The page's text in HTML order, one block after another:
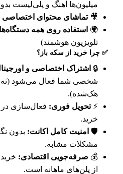
میلیون‌ها آهنگ و پلی‌لیست
🎥تماشای محتوای اختصاصی YouTube Originals
🌍 استفاده روی همه دستگاه‌ها
تلویزیون هوشمند)
✅ چرا خرید از سکه باز؟
🔒 اشتراک اختصاصی و
شخصی شما فعال می‌شود (نه
هک‌شده).
⚡تحویل فوری: فعال‌سازی در
خرید.
🛡️ امنیت کامل اکانت: بدون
مشکلات مشابه.
💰 صرفه‌جویی اقتصادی:
از پلن‌های ماهانه است.